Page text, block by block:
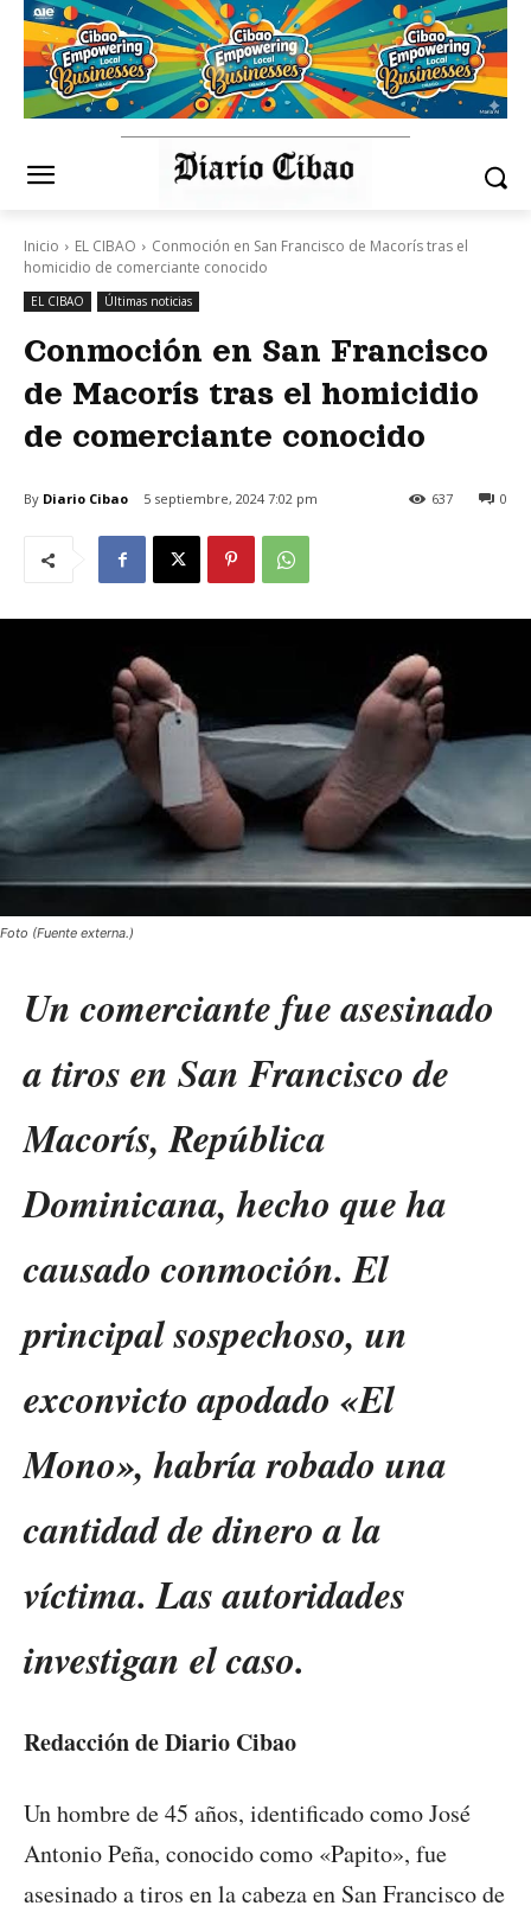
Inicio EL CIBAO
Conmoción en San Francisco de Macorís tras el
homicidio de comerciante conocido
EL CIBAO Últimas noticias
Conmoción en San Francisco
de Macorís tras el homicidio
de comerciante conocido
By Diario Cibao 5 septiembre, 2024 7:02 pm 0
637
Foto (Fuente externa.)
Un comerciante fue asesinado
a tiros en San Francisco de
Macorís, República
Dominicana, hecho que ha
causado conmoción. El
principal sospechoso, un
exconvicto apodado «El
Mono», habría robado una
cantidad de dinero a la
víctima. Las autoridades
investigan el caso.
Redacción de Diario Cibao
Un hombre de 45 años, identificado como José
Antonio Peña, conocido como «Papito», fue
asesinado a tiros en la cabeza en San Francisco de